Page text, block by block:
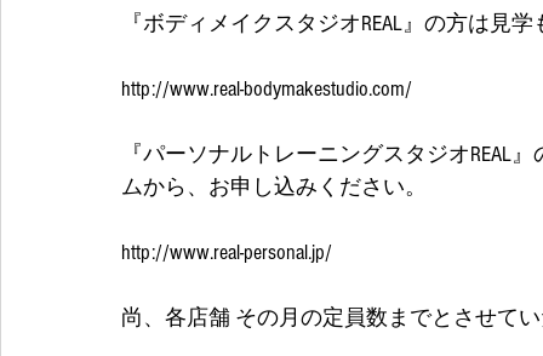
『ボディメイクスタジオREAL』の方は見
http://www.real-bodymakestudio.com/
『パーソナルトレーニングスタジオREAL
ムから、お申し込みください。
http://www.real-personal.jp/
尚、各店舗 その月の定員数までとさせて